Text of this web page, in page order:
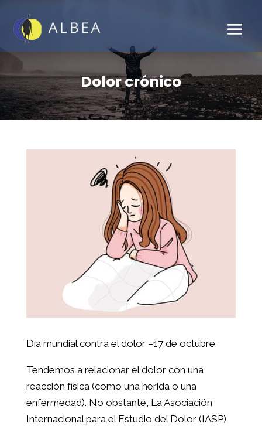
Dolor crónico
Día mundial contra el dolor –17 de octubre.
Tendemos a relacionar el dolor con una
reacción física (como una herida o una
enfermedad). No obstante, La Asociación
Internacional para el Estudio del Dolor (IASP)